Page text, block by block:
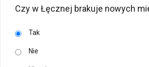
Czy w Łęcznej brakuje nowych
Tak
Nie